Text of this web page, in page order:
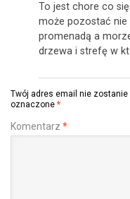
To jest chore co
może pozostać nie
promenadą a
drzewa i strefę w
Twój adres email nie zostanie
oznaczone *
Komentarz *